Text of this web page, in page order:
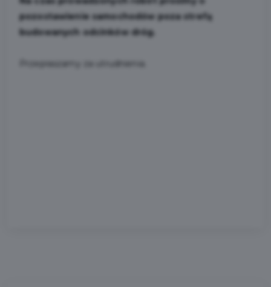
pozostawienie samochodów poza strefą
budowanych odcinków dróg.
Przepraszamy za utrudnienia.